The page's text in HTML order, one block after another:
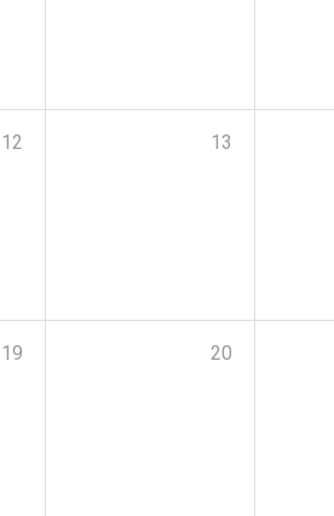
12 13
19 20